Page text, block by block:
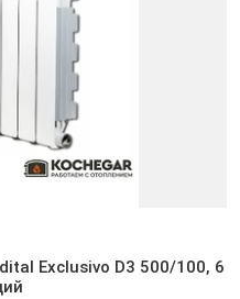
Exclusivo D3 500/100, 6